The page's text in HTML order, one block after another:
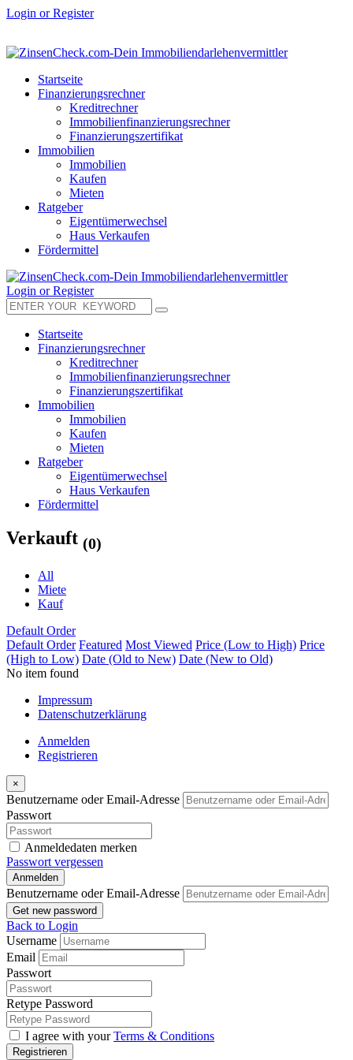
Login or Register
Startseite
Finanzierungsrechner
Kreditrechner
Immobilienfinanzierungsrechner
Finanzierungszertifikat
Immobilien
Immobilien
Kaufen
Mieten
Ratgeber
Eigentümerwechsel
Haus Verkaufen
Fördermittel
Login or Register
Startseite
Finanzierungsrechner
Kreditrechner
Immobilienfinanzierungsrechner
Finanzierungszertifikat
Immobilien
Immobilien
Kaufen
Mieten
Ratgeber
Eigentümerwechsel
Haus Verkaufen
Fördermittel
Verkauft (0)
All
Miete
Kauf
Default Order
Default Order Featured Most Viewed Price (Low to High) Price
(High to Low) Date (Old to New) Date (New to Old)
No item found
Impressum
Datenschutzerklärung
Anmelden
Registrieren
×
Benutzername oder Email-Adresse
Passwort
Anmeldedaten merken
Passwort vergessen
Anmelden
Benutzername oder Email-Adresse
Get new password
Back to Login
Username
Email
Passwort
Retype Password
I agree with yourTerms & Conditions
Registrieren